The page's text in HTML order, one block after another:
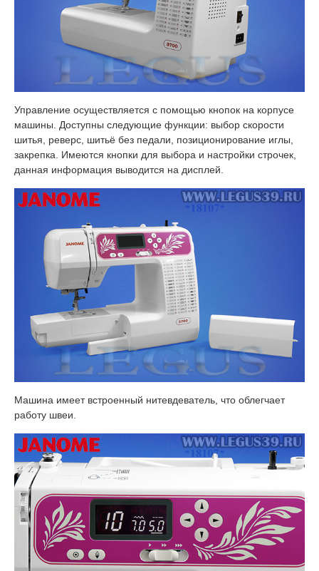
Управление осуществляется с помощью кнопок на корпусе
машины. Доступны следующие функции: выбор скорости
шитья, реверс, шитьё без педали, позиционирование иглы,
закрепка. Имеются кнопки для выбора и настройки строчек,
данная информация выводится на дисплей.
Машина имеет встроенный нитевдеватель, что облегчает
работу швеи.